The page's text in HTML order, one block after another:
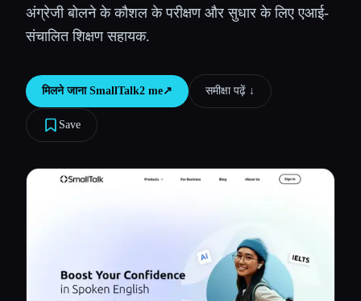
🎓 विद्यार्थी
ब्लॉग
टूल्स की तुलना करें
अंग्रेजी बोलने के कौशल के परीक्षण और सुधार के लिए एआई-
संचालित शिक्षण सहायक.
मिलने जाना SmallTalk2 me↗︎ समीक्षा पढ़ें ↓︎
Save